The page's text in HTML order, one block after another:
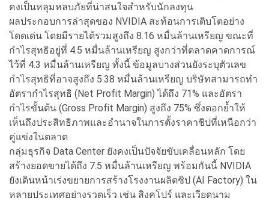
คงเป็นหลุมหลบภัยที่น่าสนใจสำหรับนักลงทุน
ผลประกอบการล่าสุดของ NVIDIA สะท้อนการเติบโตอย่าง
โดดเด่น โดยมีรายได้รวมสูงถึง 8.16 หมื่นล้านเหรียญ ขณะที่
กำไรสุทธิอยู่ที่ 4.5 หมื่นล้านเหรียญ สูงกว่าที่ตลาดคาดการณ์
ไว้ที่ 4.3 หมื่นล้านเหรียญ ทั้งนี้ ข้อมูลบางส่วนยังระบุตัวเลข
กำไรสุทธิที่อาจสูงถึง 5.38 หมื่นล้านเหรียญ บริษัทสามารถทำ
อัตรากำไรสุทธิ (Net Profit Margin) ได้ถึง 71% และอัตรา
กำไรขั้นต้น (Gross Profit Margin) สูงถึง 75% ซึ่งตอกย้ำให้
เห็นถึงประสิทธิภาพและอำนาจในการตั้งราคาชิปที่เหนือกว่า
คู่แข่งในตลาด
กลุ่มธุรกิจ Data Center ยังคงเป็นปัจจัยขับเคลื่อนหลัก โดย
สร้างยอดขายได้ถึง 7.5 หมื่นล้านเหรียญ พร้อมกันนี้ NVIDIA
ยังเดินหน้าเร่งขยายการสร้างโรงงานผลิตชิป (AI Factory) ใน
หลายประเทศอย่างรวดเร็ว เช่น สิงคโปร์ และเวียดนาม